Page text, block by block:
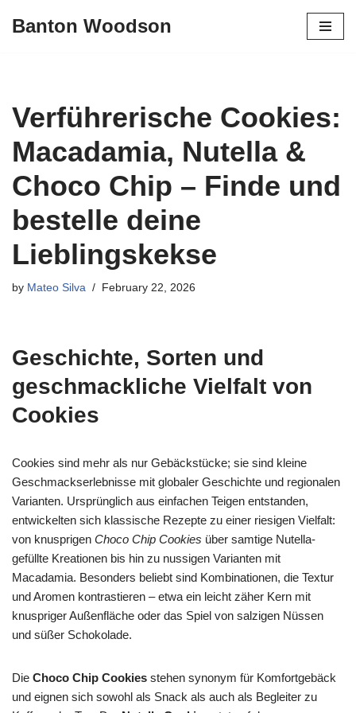
Banton Woodson
Verführerische Cookies:
Macadamia, Nutella &
Choco Chip – Finde und
bestelle deine
Lieblingskekse
by Mateo Silva February 22, 2026
Geschichte, Sorten und
geschmackliche Vielfalt von
Cookies
Cookies sind mehr als nur Gebäckstücke; sie sind kleine
Geschmackserlebnisse mit globaler Geschichte und regionalen
Varianten. Ursprünglich aus einfachen Teigen entstanden,
entwickelten sich klassische Rezepte zu einer riesigen Vielfalt:
von knusprigen Choco Chip Cookies über samtige Nutella-
gefüllte Kreationen bis hin zu nussigen Varianten mit
Macadamia. Besonders beliebt sind Kombinationen, die Textur
und Aromen kontrastieren – etwa ein leicht zäher Kern mit
knuspriger Außenfläche oder das Spiel von salzigen Nüssen
und süßer Schokolade.
Die Choco Chip Cookies stehen synonym für Komfortgebäck
und eignen sich sowohl als Snack als auch als Begleiter zu